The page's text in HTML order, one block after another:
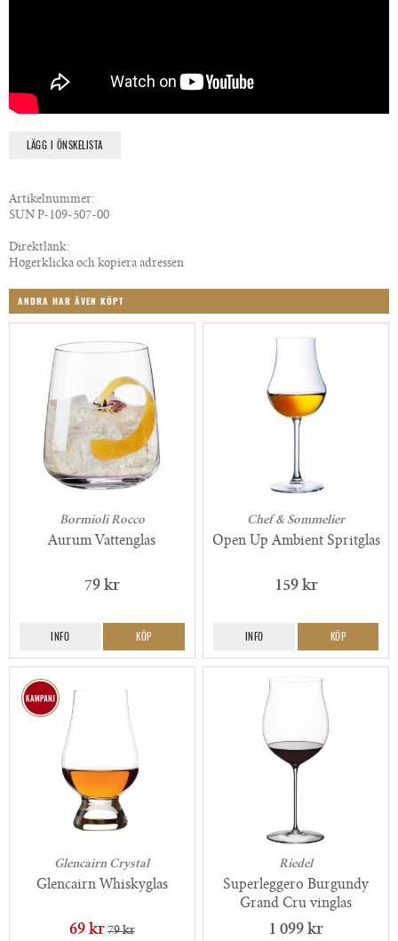
LÄGG I ÖNSKELISTA
Artikelnummer:
SUN P-109-507-00
Direktlänk:
Högerklicka och kopiera adressen
ANDRA HAR ÄVEN KÖPT
Bormioli Rocco
Aurum Vattenglas
79 kr
INFO KÖP
Chef & Sommelier
Open Up Ambient Spritglas
159 kr
INFO KÖP
Glencairn Crystal
Glencairn Whiskyglas
69 kr 79 kr
Riedel
Superleggero Burgundy
Grand Cru vinglas
1 099 kr